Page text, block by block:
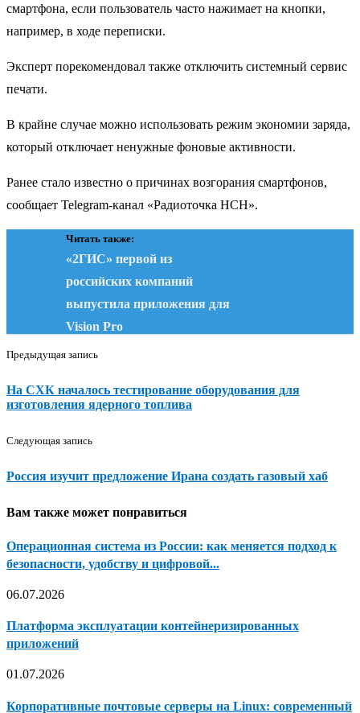
смартфона, если пользователь часто нажимает на кнопки,
например, в ходе переписки.
Эксперт порекомендовал также отключить системный сервис
печати.
В крайне случае можно использовать режим экономии заряда,
который отключает ненужные фоновые активности.
Ранее стало известно о причинах возгорания смартфонов,
сообщает Telegram-канал «Радиоточка НСН».
Читать также:
«2ГИС» первой из
российских компаний
выпустила приложения для
Vision Pro
Предыдущая запись
На СХК началось тестирование оборудования для
изготовления ядерного топлива
Следующая запись
Россия изучит предложение Ирана создать газовый хаб
Вам также может понравиться
Операционная система из России: как меняется подход к
безопасности, удобству и цифровой...
06.07.2026
Платформа эксплуатации контейнеризированных
приложений
01.07.2026
Корпоративные почтовые серверы на Linux: современный